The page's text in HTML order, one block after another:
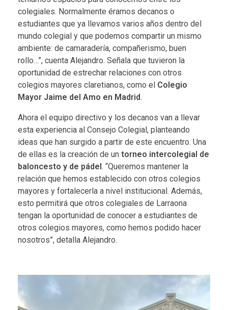
colegiales. Normalmente éramos decanos o
estudiantes que ya llevamos varios años dentro del
mundo colegial y que podemos compartir un mismo
ambiente: de camaradería, compañerismo, buen
rollo…”, cuenta Alejandro. Señala que tuvieron la
oportunidad de estrechar relaciones con otros
colegios mayores claretianos, como el Colegio
Mayor Jaime del Amo en Madrid.
Ahora el equipo directivo y los decanos van a llevar
esta experiencia al Consejo Colegial, planteando
ideas que han surgido a partir de este encuentro. Una
de ellas es la creación de un torneo intercolegial de
baloncesto y de pádel. “Queremos mantener la
relación que hemos establecido con otros colegios
mayores y fortalecerla a nivel institucional. Además,
esto permitirá que otros colegiales de Larraona
tengan la oportunidad de conocer a estudiantes de
otros colegios mayores, como hemos podido hacer
nosotros”, detalla Alejandro.